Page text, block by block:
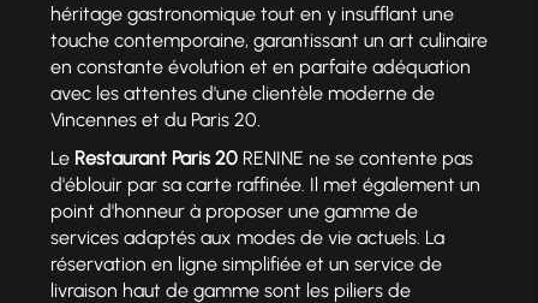
héritage gastronomique tout en y insufflant une
touche contemporaine, garantissant un art culinaire
en constante évolution et en parfaite adéquation
avec les attentes d'une clientèle moderne de
Vincennes et du Paris 20.
Le Restaurant Paris 20RENINE ne se contente pas
d'éblouir par sa carte raffinée. Il met également un
point d'honneur à proposer une gamme de
services adaptés aux modes de vie actuels. La
réservation en ligne simplifiée et un service de
livraison haut de gamme sont les piliers de